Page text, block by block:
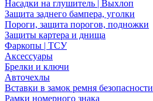
Насадки на глушитель | Выхлоп
Защита заднего бампера, уголки
Пороги, защита порогов, подножки
Защиты картера и днища
Фаркопы | ТСУ
Аксессуары
Брелки и ключи
Авточехлы
Вставки в замок ремня безопасности
Рамки номерного знака